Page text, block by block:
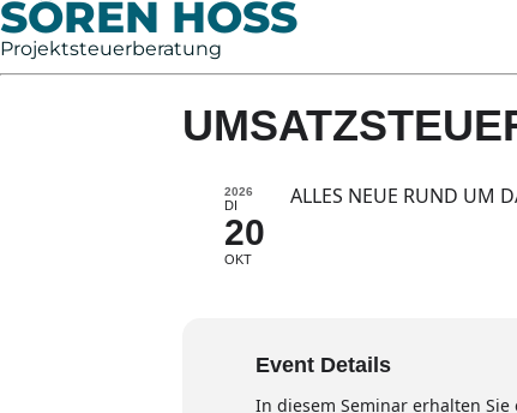
SÖREN HOSS
Projektsteuerberatung
2026
DI
20
OKT
ALLES NEUE RUND UM
Event Details
In diesem Seminar erhalten